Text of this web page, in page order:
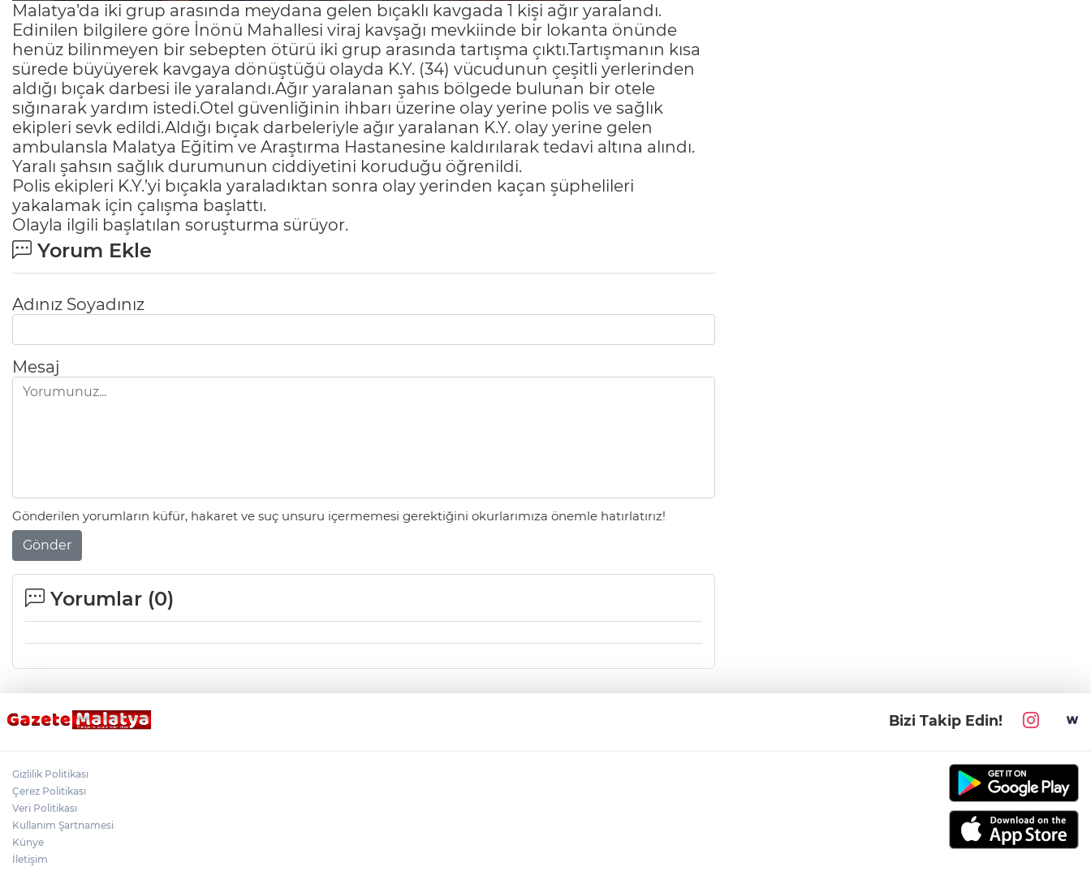
Malatya’da iki grup arasında meydana gelen bıçaklı kavgada 1 kişi ağır yaralandı.
Edinilen bilgilere göre İnönü Mahallesi viraj kavşağı mevkiinde bir lokanta önünde
henüz bilinmeyen bir sebepten ötürü iki grup arasında tartışma çıktı.Tartışmanın kısa
sürede büyüyerek kavgaya dönüştüğü olayda K.Y. (34) vücudunun çeşitli yerlerinden
aldığı bıçak darbesi ile yaralandı.Ağır yaralanan şahıs bölgede bulunan bir otele
sığınarak yardım istedi.Otel güvenliğinin ihbarı üzerine olay yerine polis ve sağlık
ekipleri sevk edildi.Aldığı bıçak darbeleriyle ağır yaralanan K.Y. olay yerine gelen
ambulansla Malatya Eğitim ve Araştırma Hastanesine kaldırılarak tedavi altına alındı.
Yaralı şahsın sağlık durumunun ciddiyetini koruduğu öğrenildi.
Polis ekipleri K.Y.’yi bıçakla yaraladıktan sonra olay yerinden kaçan şüphelileri
yakalamak için çalışma başlattı.
Olayla ilgili başlatılan soruşturma sürüyor.
Yorum Ekle
Adınız Soyadınız
Mesaj
Gönderilen yorumların küfür, hakaret ve suç unsuru içermemesi gerektiğini okurlarımıza önemle hatırlatırız!
Gönder
Yorumlar (0)
Bizi Takip Edin!
Gizlilik Politikası
Çerez Politikası
Veri Politikası
Kullanım Şartnamesi
Künye
İletişim